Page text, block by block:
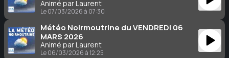
Animé par Laurent
Le 07/03/2026 à 07:30
Météo Noirmoutrine du VENDREDI 06
MARS 2026
Animé par Laurent
Le 06/03/2026 à 12:25